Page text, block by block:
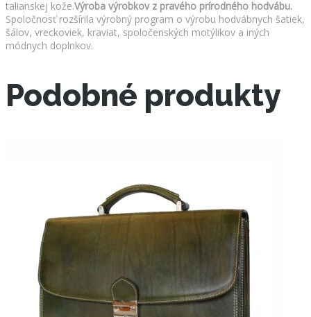
talianskej kože.Výroba výrobkov z pravého prírodného hodvábu.
Spoločnosť rozšírila výrobný program o výrobu hodvábnych šatiek,
šálov, vreckoviek, kraviat, spoločenských motýlikov a iných
módnych doplnkov.
Podobné produkty